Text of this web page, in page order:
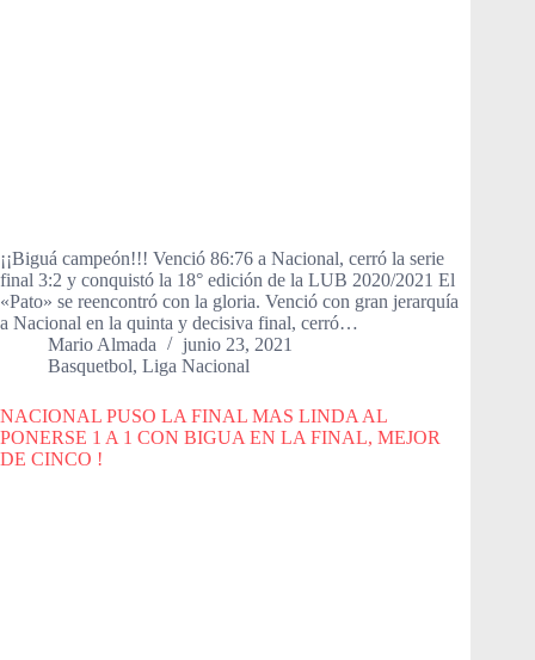
¡¡Biguá campeón!!! Venció 86:76 a Nacional, cerró la serie
final 3:2 y conquistó la 18° edición de la LUB 2020/2021 El
«Pato» se reencontró con la gloria. Venció con gran jerarquía
a Nacional en la quinta y decisiva final, cerró…
Mario Almada
junio 23, 2021
Basquetbol, Liga Nacional
NACIONAL PUSO LA FINAL MAS LINDA AL
PONERSE 1 A 1 CON BIGUA EN LA FINAL, MEJOR
DE CINCO !